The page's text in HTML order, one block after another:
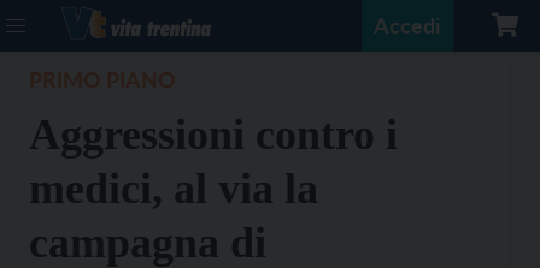
Accedi
Aggressioni contro i
medici, al via la
campagna di